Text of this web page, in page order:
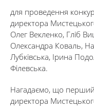
для проведення
директора
Олег Векленко, Гліб
Олександра Коваль,
Лубківська, Ірина
Філевська.
Нагадаємо, що перший
директора